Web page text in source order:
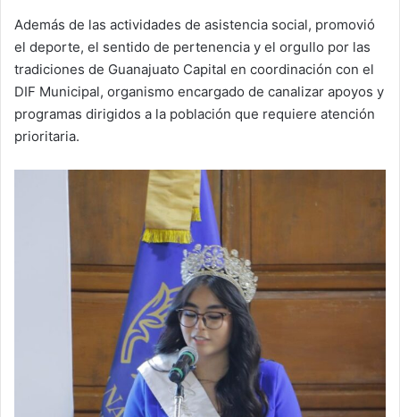
Además de las actividades de asistencia social, promovió
el deporte, el sentido de pertenencia y el orgullo por las
tradiciones de Guanajuato Capital en coordinación con el
DIF Municipal, organismo encargado de canalizar apoyos y
programas dirigidos a la población que requiere atención
prioritaria.